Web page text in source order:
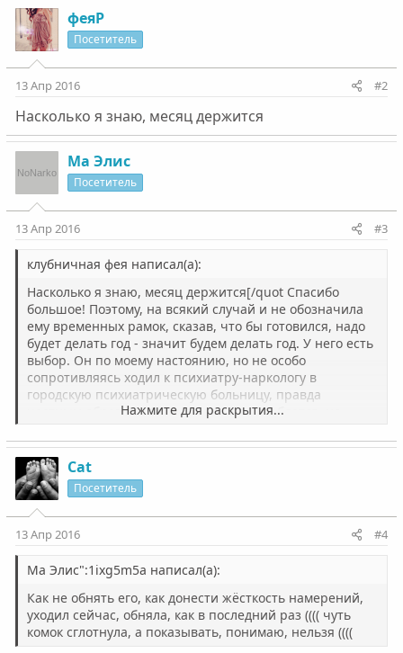
феяР
Посетитель
13 Апр 2016 #2
Насколько я знаю, месяц держится
Ма Элис
Посетитель
13 Апр 2016 #3
клубничная фея написал(а):
Насколько я знаю, месяц держится[/quot Спасибо
большое! Поэтому, на всякий случай и не обозначила
ему временных рамок, сказав, что бы готовился, надо
будет делать год - значит будем делать год. У него есть
выбор. Он по моему настоянию, но не особо
сопротивляясь ходил к психиатру-наркологу в
городскую психиатрическую больницу, правда
частным образом. И чувствую, что колеблется, но
блажи", но к каким-то уступкам он готов, буду по ходу
выцыганивать больше. Нашла пока для себя по
сарафанному радио грамотного психотерапевта по
зависимостям, буду просить у него советов. Пока
решимость не спала, надо её подпитывать, а то
созависимая я на полную катушку - трое детей и со
тоже надо заниматься. Как хорошо, что есть люди
создающие подобные форумы, хотя прекрасно
понимаю, что не от хорошей жизни конечно, но
сколько полезной информации! Огромная
благодарность!!!
Нажмите для раскрытия...
Cat
Посетитель
13 Апр 2016 #4
Ма Элис":1ixg5m5a написал(а):
Как не обнять его, как донести жёсткость намерений,
уходил сейчас, обняла, как в последний раз (((( чуть
комок сглотнула, а показывать, понимаю, нельзя ((((